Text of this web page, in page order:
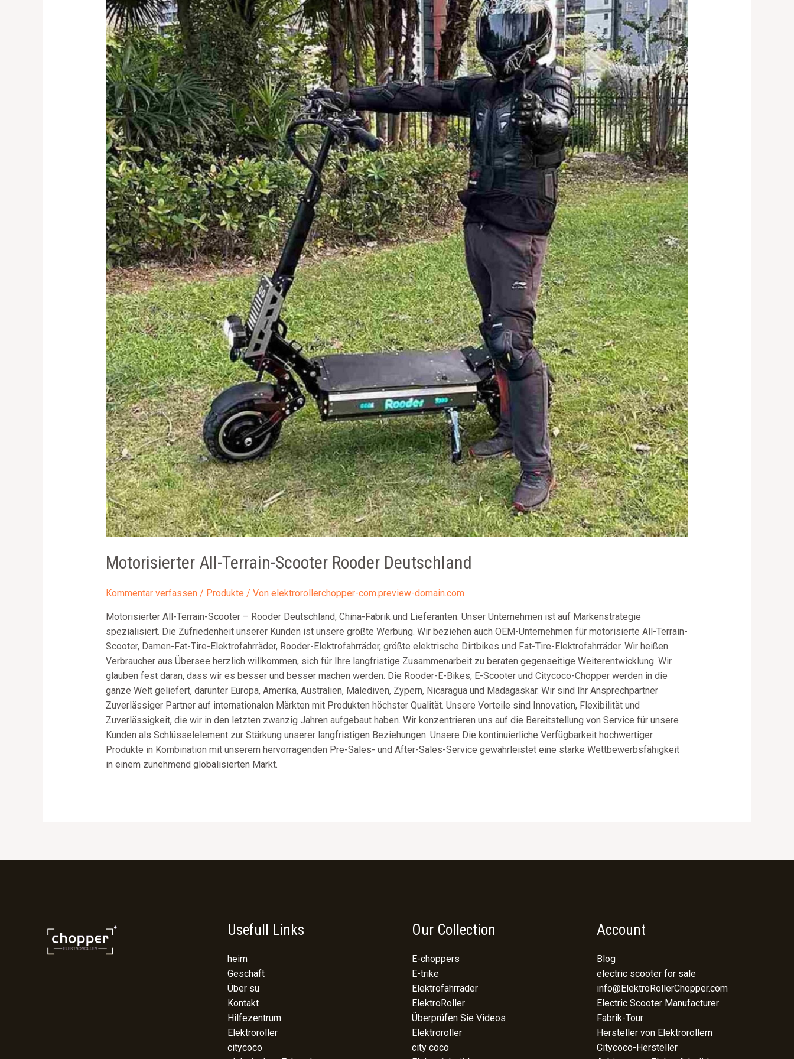
Motorisierter All-Terrain-Scooter Rooder Deutschland
Kommentar verfassen / Produkte / Von elektrorollerchopper-com.preview-domain.com
Motorisierter All-Terrain-Scooter – Rooder Deutschland, China-Fabrik und Lieferanten. Unser Unternehmen ist auf Markenstrategie
spezialisiert. Die Zufriedenheit unserer Kunden ist unsere größte Werbung. Wir beziehen auch OEM-Unternehmen für motorisierte All-Terrain-
Scooter, Damen-Fat-Tire-Elektrofahrräder, Rooder-Elektrofahrräder, größte elektrische Dirtbikes und Fat-Tire-Elektrofahrräder. Wir heißen
Verbraucher aus Übersee herzlich willkommen, sich für Ihre langfristige Zusammenarbeit zu beraten gegenseitige Weiterentwicklung. Wir
glauben fest daran, dass wir es besser und besser machen werden. Die Rooder-E-Bikes, E-Scooter und Citycoco-Chopper werden in die
ganze Welt geliefert, darunter Europa, Amerika, Australien, Malediven, Zypern, Nicaragua und Madagaskar. Wir sind Ihr Ansprechpartner
Zuverlässiger Partner auf internationalen Märkten mit Produkten höchster Qualität. Unsere Vorteile sind Innovation, Flexibilität und
Zuverlässigkeit, die wir in den letzten zwanzig Jahren aufgebaut haben. Wir konzentrieren uns auf die Bereitstellung von Service für unsere
Kunden als Schlüsselelement zur Stärkung unserer langfristigen Beziehungen. Unsere Die kontinuierliche Verfügbarkeit hochwertiger
Produkte in Kombination mit unserem hervorragenden Pre-Sales- und After-Sales-Service gewährleistet eine starke Wettbewerbsfähigkeit
in einem zunehmend globalisierten Markt.
Usefull Links
heim
Geschäft
Über su
Kontakt
Hilfezentrum
Elektroroller
citycoco
Our Collection
E-choppers
E-trike
Elektrofahrräder
ElektroRoller
Überprüfen Sie Videos
Elektroroller
city coco
Account
Blog
electric scooter for sale
info@ElektroRollerChopper.com
Electric Scooter Manufacturer
Fabrik-Tour
Hersteller von Elektrorollern
Citycoco-Hersteller